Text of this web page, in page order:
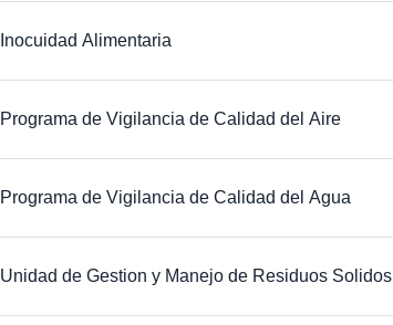
Inocuidad Alimentaria
Programa de Vigilancia de Calidad del Aire
Programa de Vigilancia de Calidad del Agua
Unidad de Gestion y Manejo de Residuos Solidos